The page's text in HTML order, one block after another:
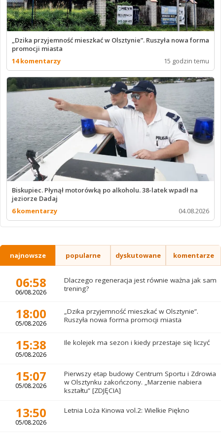
„Dzika przyjemność mieszkać w Olsztynie”. Ruszyła nowa forma
promocji miasta
14 komentarzy
15 godzin temu
Biskupiec. Płynął motorówką po alkoholu. 38-latek wpadł na
jeziorze Dadaj
6 komentarzy
04.08.2026
najnowsze popularne dyskutowane komentarze
06:58
06/08.2026
Dlaczego regeneracja jest równie ważna jak sam
trening?
18:00
05/08.2026
„Dzika przyjemność mieszkać w Olsztynie”.
Ruszyła nowa forma promocji miasta
15:38
05/08.2026
Ile kolejek ma sezon i kiedy przestaje się liczyć
15:07
05/08.2026
Pierwszy etap budowy Centrum Sportu i Zdrowia
w Olsztynku zakończony. „Marzenie nabiera
kształtu” [ZDJĘCIA]
13:50
05/08.2026
Letnia Loża Kinowa vol.2: Wielkie Piękno